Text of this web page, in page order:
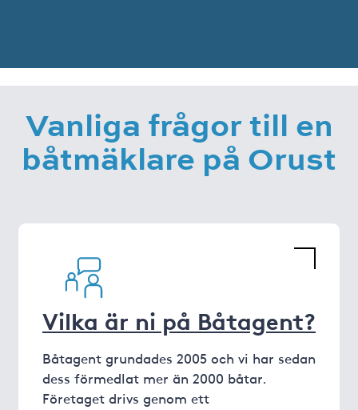
Vanliga frågor till en
båtmäklare på Orust
Vilka är ni på Båtagent?
Båtagent grundades 2005 och vi har sedan
dess förmedlat mer än 2000 båtar.
Företaget drivs genom ett